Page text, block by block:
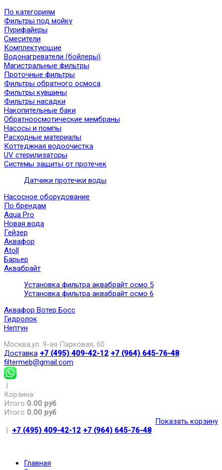
По категориям
Фильтры под мойку
Пурифайеры
Смесители
Комплектующие
Водонагреватели (бойлеры)
Магистральные фильтры
Проточные фильтры
Фильтры обратного осмоса
Фильтры кувшины
Фильтры насадки
Накопительные баки
Обратноосмотические мембраны
Насосы и помпы
Расходные материалы
Коттеджная водоочистка
UV стерилизаторы
Системы защиты от протечек
Датчики протечки воды
Насосное оборудование
По брендам
Aqua Pro
Новая вода
Гейзер
Аквафор
Atoll
Барьер
Аквабрайт
Установка фильтра аквабрайт осмо 5
Установка фильтра аквабрайт осмо 6
Аквафор Вотер Босс
Гидролок
Нептун
Москва,ул. 9-ая Парковая, 60
Доставка +7 (495) 409-42-12 +7 (964) 645-76-48
filtermeb@gmail.com
|
Корзина:
Итого 0.00 руб
Итого 0.00 руб
Показать корзину
| +7 (495) 409-42-12 +7 (964) 645-76-48
Главная